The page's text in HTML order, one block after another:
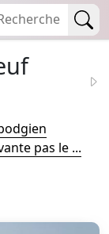
pas le ...